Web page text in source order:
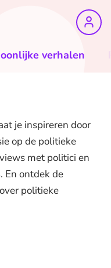
verhalen
je inspireren door
op de politieke
met politici en
En ontdek de
politieke